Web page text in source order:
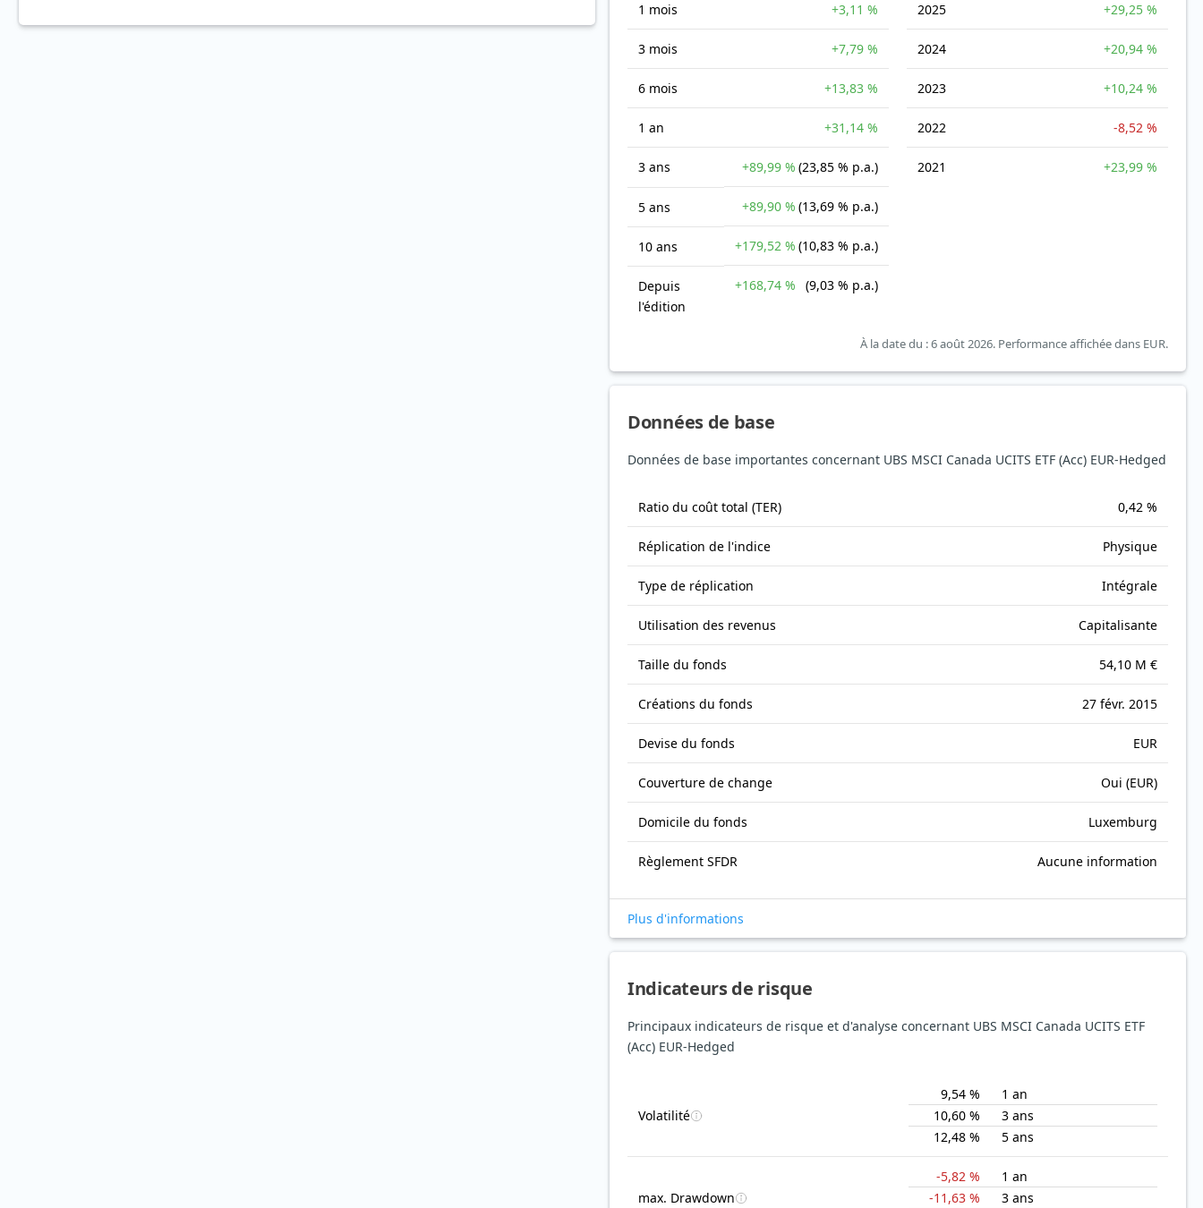
1 mois +3,11 %
3 mois +7,79 %
6 mois +13,83 %
1 an +31,14 %
3 ans +89,99 % (23,85 % p.a.)
5 ans +89,90 % (13,69 % p.a.)
10 ans +179,52 % (10,83 % p.a.)
Depuis
l'édition
+168,74 % (9,03 % p.a.)
2025 +29,25 %
2024 +20,94 %
2023 +10,24 %
2022 -8,52 %
2021 +23,99 %
À la date du : 6 août 2026. Performance affichée dans EUR.
Données de base
Données de base importantes concernant UBS MSCI Canada UCITS ETF (Acc) EUR-Hedged
Ratio du coût total (TER) 0,42 %
Réplication de l'indice Physique
Type de réplication Intégrale
Utilisation des revenus Capitalisante
Taille du fonds 54,10 M €
Créations du fonds 27 févr. 2015
Devise du fonds EUR
Couverture de change Oui (EUR)
Domicile du fonds Luxemburg
Règlement SFDR Aucune information
Plus d'informations
Indicateurs de risque
Principaux indicateurs de risque et d'analyse concernant UBS MSCI Canada UCITS ETF
(Acc) EUR-Hedged
Volatilité
9,54 %
1 an
10,60 %
3 ans
12,48 %
5 ans
max. Drawdown
-5,82 %
1 an
-11,63 %
3 ans